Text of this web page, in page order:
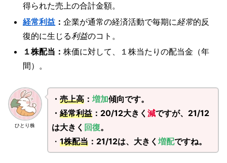
得られた売上の合計金額。
経常利益 ：企業が通常の経済活動で毎期に経常的反
復的に生じる利益のコト。
１株配当：株価に対して、１株当たりの配当金（年
間）。
ひとり株
・ 売上高： 増加傾向です。
・ 経常利益：20/12大きく 減ですが、21/12
は大きく 回復。
・ 1株配当：21/12は、大きく 増配ですね。